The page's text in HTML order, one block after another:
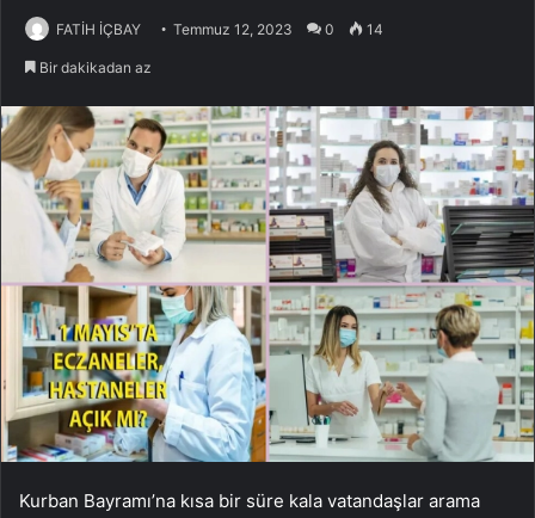
FATİH İÇBAY Temmuz 12, 2023 0 14
Bir dakikadan az
Kurban Bayramı’na kısa bir süre kala vatandaşlar arama